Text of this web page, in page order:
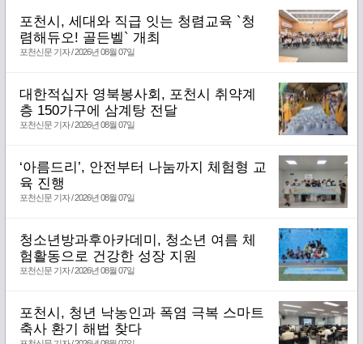
포천시, 세대와 직급 잇는 청렴교육 `청
렴해듀오! 골든벨` 개최
포천신문 기자 / 2026년 08월 07일
대한적십자 영북봉사회, 포천시 취약계
층 150가구에 삼계탕 전달
포천신문 기자 / 2026년 08월 07일
‘아름드리’, 안전부터 나눔까지 체험형 교
육 진행
포천신문 기자 / 2026년 08월 07일
청소년방과후아카데미, 청소년 여름 체
험활동으로 건강한 성장 지원
포천신문 기자 / 2026년 08월 07일
포천시, 청년 낙농인과 폭염 극복 스마트
축사 환기 해법 찾다